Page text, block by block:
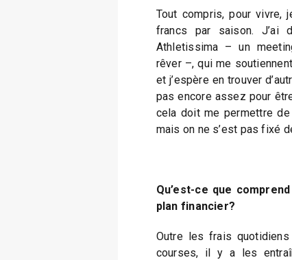
Tout compris, pour vivre,
francs par saison. J’ai
Athletissima – un
rêver –, qui me
et j’espère en trouver
pas encore assez pour
cela doit me permettre
mais on ne s’est pas fixé
Qu’est-ce que
plan financier?
Outre les frais
courses, il y a les